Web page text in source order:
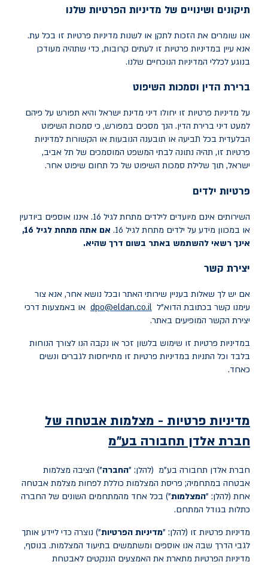
תיקונים ושינויים של מדיניות הפרטיות שלנו
אנו שומרים את הזכות לתקן או לשנות מדיניות פרטיות זו בכל עת.
אנא עיין במדיניות פרטיות זו לעתים קרובות, כדי שתהיה מעודכן
בנוגע לכללי המדיניות הנוכחיים שלנו.
ברירת הדין וסמכות השיפוט
על מדיניות פרטיות זו יחולו דיני מדינת ישראל והיא תפורש על פיהם
למעט דיני ברירת הדין. הנך מסכים במפורש, כי סמכות השיפוט
הבלעדית בכל תביעה או תובענה הנובעות או הקשורות למדיניות
פרטיות זו, תהיה נתונה לבתי המשפט המוסמכים של תל אביב,
ישראל, תוך שלילת סמכות השיפוט של כל תחום שיפוט אחר.
פרטיות ילדים
השירותים אינם מיועדים לילדים מתחת לגיל 16. איננו אוספים ביודעין
או במכוון מידע על ילדים מתחת לגיל 16.
אם אתה מתחת לגיל 16,
אינך רשאי להשתמש באתר בשום דרך שהיא.
יצירת קשר
אם יש לך שאלות בעניין שירותי האתר ובכל נושא אחר, אנא צור
עימנו קשר בכתובת הדוא"ל dpo@eldan.co.il או באמצעות דרכי
יצירת הקשר המופיעים באתר.
במדיניות פרטיות זו שימוש בלשון זכר או נקבה הנו לצורך הנוחות
בלבד וכל התניות במדיניות פרטיות זו מתייחסות לגברים ונשים
כאחד.
מדיניות פרטיות - מצלמות אבטחה של
חברת אלדן תחבורה בע"מ
חברת אלדן תחבורה בע"מ (להלן: "החברה") הציבה מצלמות
אבטחה במתחמיה; פריסת המצלמות כוללת לפחות מצלמת אבטחה
אחת (להלן: "המצלמות") בכל אחד מהמתחמים השונים של החברה
כתלות בגודל המתחם.
מדיניות פרטיות זו (להלן: "מדיניות הפרטיות") נוצרה כדי ליידע אותך
לגבי הדרך שבה אנו אוספים ומשתמשים בתיעוד המצלמות. בנוסף,
מדיניות הפרטיות מתארת את האמצעים הננקטים לאבטחת